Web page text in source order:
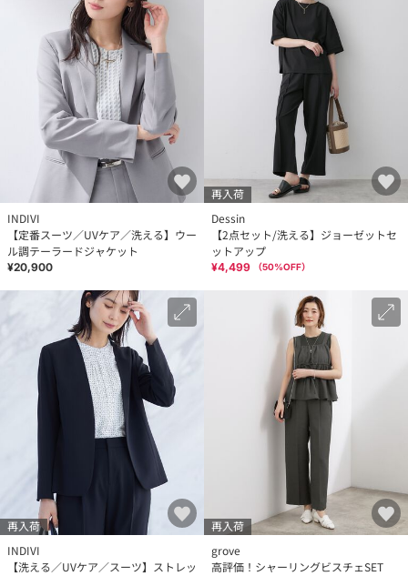
INDIVI
【定番スーツ／UVケア／洗える】ウー
ル調テーラードジャケット
¥20,900
再入荷
Dessin
【2点セット/洗える】ジョーゼットセ
ットアップ
¥4,499 （50%OFF）
再入荷
INDIVI
【洗える／UVケア／スーツ】ストレッ
再入荷
grove
高評価！シャーリングビスチェSET